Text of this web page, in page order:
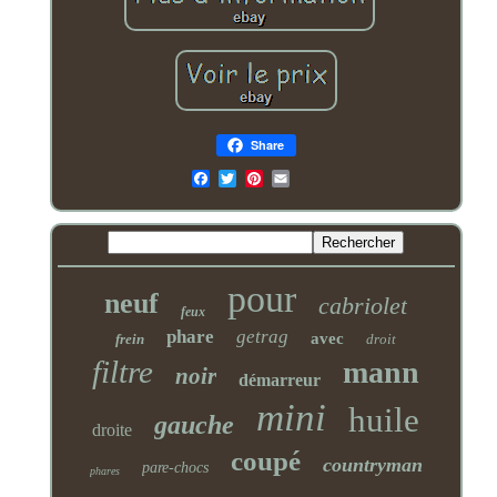
Share
Email
neuf feux pour cabriolet
frein phare getrag avec droit
filtre noir démarreur mann
droite gauche mini huile
phares pare-chocs coupé countryman